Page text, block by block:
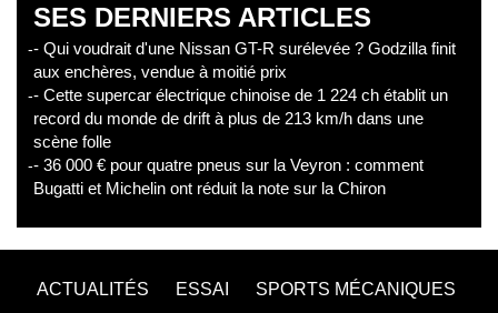
SES DERNIERS ARTICLES
- Qui voudrait d'une Nissan GT-R surélevée ? Godzilla finit
aux enchères, vendue à moitié prix
- Cette supercar électrique chinoise de 1 224 ch établit un
record du monde de drift à plus de 213 km/h dans une
scène folle
- 36 000 € pour quatre pneus sur la Veyron : comment
Bugatti et Michelin ont réduit la note sur la Chiron
ACTUALITÉS ESSAI
SPORTS MÉCANIQUES